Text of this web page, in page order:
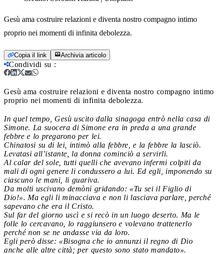
Gesù ama costruire relazioni e diventa nostro compagno intimo
proprio nei momenti di infinita debolezza.
Copia il link Archivia articolo
Condividi su :
Gesù ama costruire relazioni e diventa nostro compagno intimo
proprio nei momenti di infinita debolezza.
In quel tempo, Gesù uscito dalla sinagoga entrò nella casa di
Simone. La suocera di Simone era in preda a una grande
febbre e lo pregarono per lei.
Chinatosi su di lei, intimò alla febbre, e la febbre la lasciò.
Levatasi all’istante, la donna cominciò a servirli.
Al calar del sole, tutti quelli che avevano infermi colpiti da
mali di ogni genere li condussero a lui. Ed egli, imponendo su
ciascuno le mani, li guariva.
Da molti uscivano demòni gridando: «Tu sei il Figlio di
Dio!». Ma egli li minacciava e non li lasciava parlare, perché
sapevano che era il Cristo.
Sul far del giorno uscì e si recò in un luogo deserto. Ma le
folle lo cercavano, lo raggiunsero e volevano trattenerlo
perché non se ne andasse via da loro.
Egli però disse: «Bisogna che io annunzi il regno di Dio
anche alle altre città; per questo sono stato mandato».